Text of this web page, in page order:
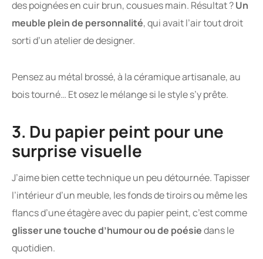
des poignées en cuir brun, cousues main. Résultat ?Un
meuble plein de personnalité, qui avait l’air tout droit
sorti d’un atelier de designer.
Pensez au métal brossé, à la céramique artisanale, au
bois tourné… Et osez le mélange si le style s’y prête.
3. Du papier peint pour une
surprise visuelle
J’aime bien cette technique un peu détournée. Tapisser
l’intérieur d’un meuble, les fonds de tiroirs ou même les
flancs d’une étagère avec du papier peint, c’est comme
glisser une touche d’humour ou de poésiedans le
quotidien.